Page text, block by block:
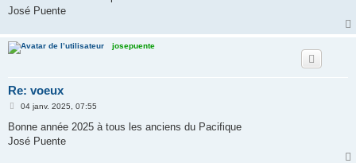
g
José Puente
josepuente
Re: voeux
M
s
a
04 janv. 2025, 07:55
Bonne année 2025 à tous les anciens du Pacifique
José Puente